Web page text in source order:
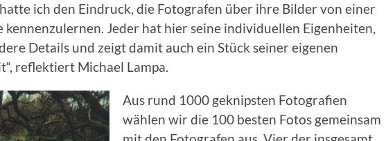
ich den Eindruck, die Fotografen über ihre Bilder von einer
kennenzulernen. Jeder hat hier seine individuellen Eigenheiten,
Details und zeigt damit auch ein Stück seiner eigenen
reflektiert Michael Lampa.
Aus rund 1000 geknipsten Fotografien
wählen wir die 100 besten Fotos gemeinsam